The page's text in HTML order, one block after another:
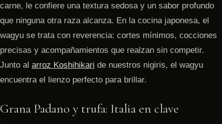
carne, le confiere una textura sedosa y un sabor profundo
que ninguna otra raza alcanza. En la cocina japonesa, el
wagyu se trata con reverencia: cortes mínimos, cocciones
precisas y acompañamientos que realzan sin competir.
Junto al arroz Koshihikari de nuestros nigiris, el wagyu
encuentra el lienzo perfecto para brillar.
Grana Padano y trufa: Italia en clave